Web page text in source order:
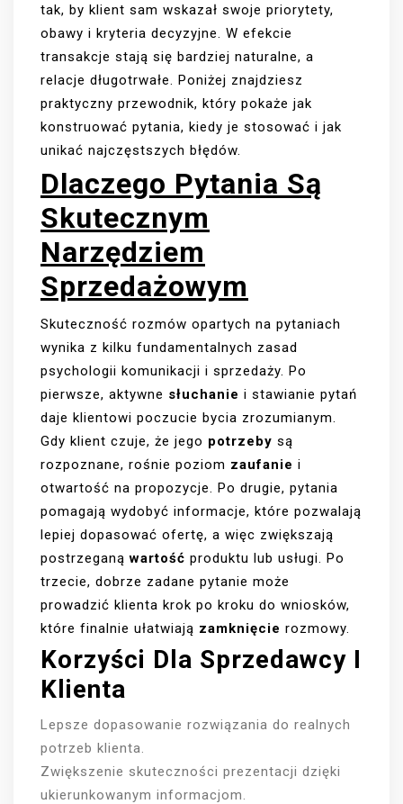
tak, by klient sam wskazał swoje priorytety,
obawy i kryteria decyzyjne. W efekcie
transakcje stają się bardziej naturalne, a
relacje długotrwałe. Poniżej znajdziesz
praktyczny przewodnik, który pokaże jak
konstruować pytania, kiedy je stosować i jak
unikać najczęstszych błędów.
Dlaczego Pytania Są
Skutecznym
Narzędziem
Sprzedażowym
Skuteczność rozmów opartych na pytaniach
wynika z kilku fundamentalnych zasad
psychologii komunikacji i sprzedaży. Po
pierwsze, aktywne słuchanie i stawianie pytań
daje klientowi poczucie bycia zrozumianym.
Gdy klient czuje, że jego potrzeby są
rozpoznane, rośnie poziom zaufanie i
otwartość na propozycje. Po drugie, pytania
pomagają wydobyć informacje, które pozwalają
lepiej dopasować ofertę, a więc zwiększają
postrzeganąwartość produktu lub usługi. Po
trzecie, dobrze zadane pytanie może
prowadzić klienta krok po kroku do wniosków,
które finalnie ułatwiają zamknięcie rozmowy.
Korzyści Dla Sprzedawcy I
Klienta
Lepsze dopasowanie rozwiązania do realnych
potrzeb klienta.
Zwiększenie skuteczności prezentacji dzięki
ukierunkowanym informacjom.